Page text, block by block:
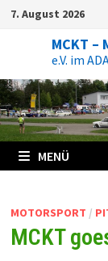
Zum7. August 2026
MCKT
e.V. im
MENÜ
MOTORSPORT /
MCKT